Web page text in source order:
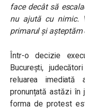
face decât să
nu ajută cu nimic.
primarul și așteptăm
Într-o decizie
București,
reluarea imediată
pronunțată astăzi în
forma de protest